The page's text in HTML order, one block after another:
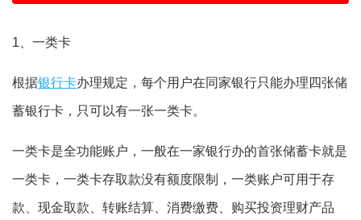
1、一类卡
根据银行卡办理规定，每个用户在同家银行只能办理四张储
蓄银行卡，只可以有一张一类卡。
一类卡是全功能账户，一般在一家银行办的首张储蓄卡就是
一类卡，一类卡存取款没有额度限制，一类账户可用于存
款、现金取款、转账结算、消费缴费、购买投资理财产品